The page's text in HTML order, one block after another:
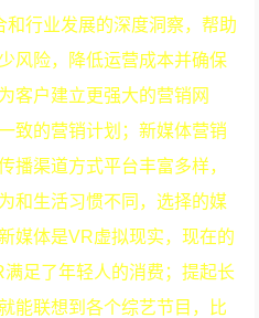
和行业发展的深度洞察，帮助
风险，降低运营成本并确保
客户建立更强大的营销网
致的营销计划；新媒体营销
播渠道方式平台丰富多样，
和生活习惯不同，选择的媒
媒体是VR虚拟现实，现在的
足了年轻人的消费；提起长
能联想到各个综艺节目，比